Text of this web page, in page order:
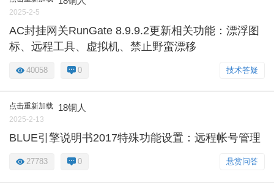
2025-2-5
AC封挂网关RunGate 8.9.9.2更新相关功能：漂浮图
标、远程工具、虚拟机、禁止野蛮漂移
技术答疑
40058 0
点击重新加载 18铜人
2025-2-13
BLUE引擎说明书2017特殊功能设置：远程帐号管理
悬赏问答
27783 0